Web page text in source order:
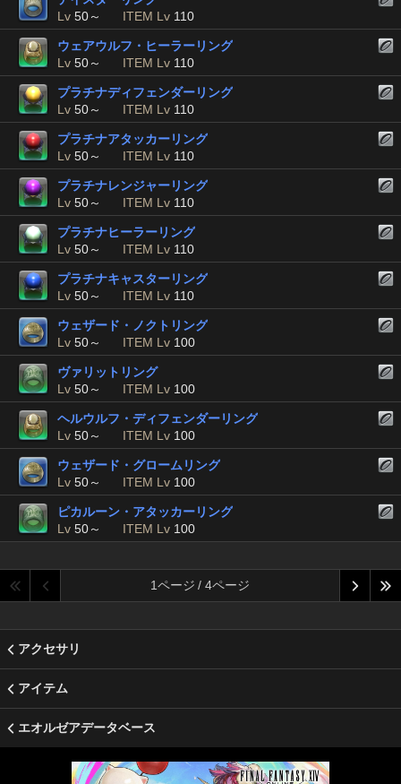
Lv 50～ ITEM Lv 110
ウェアウルフ・ヒーラーリング
Lv 50～ ITEM Lv 110
プラチナディフェンダーリング
Lv 50～ ITEM Lv 110
プラチナアタッカーリング
Lv 50～ ITEM Lv 110
プラチナレンジャーリング
Lv 50～ ITEM Lv 110
プラチナヒーラーリング
Lv 50～ ITEM Lv 110
プラチナキャスターリング
Lv 50～ ITEM Lv 110
ウェザード・ノクトリング
Lv 50～ ITEM Lv 100
ヴァリットリング
Lv 50～ ITEM Lv 100
ヘルウルフ・ディフェンダーリング
Lv 50～ ITEM Lv 100
ウェザード・グロームリング
Lv 50～ ITEM Lv 100
ピカルーン・アタッカーリング
Lv 50～ ITEM Lv 100
1ページ / 4ページ
アクセサリ
アイテム
エオルゼアデータベース